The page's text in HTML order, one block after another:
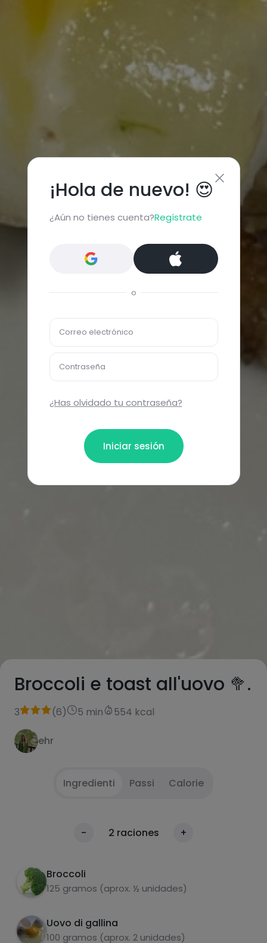
Broccoli e toast all'uovo 🥦.
3 (6) 5 min 554 kcal
ehr
Ingredienti Passi Calorie
- 2 raciones +
Broccoli
125 gramos (aprox. ½ unidades)
Uovo di gallina
100 gramos (aprox. 2 unidades)
a bollire, aggiungere le cimette dei broccoli e
cuocere per 5 minuti.
2 Scolare bene e lasciare raffreddare.
3 Tostare due fette di pane.
¡Hola de nuevo! 😍
¿Aún no tienes cuenta?Regístrate
o
Correo electrónico
Contraseña
¿Has olvidado tu contraseña?
Iniciar sesión